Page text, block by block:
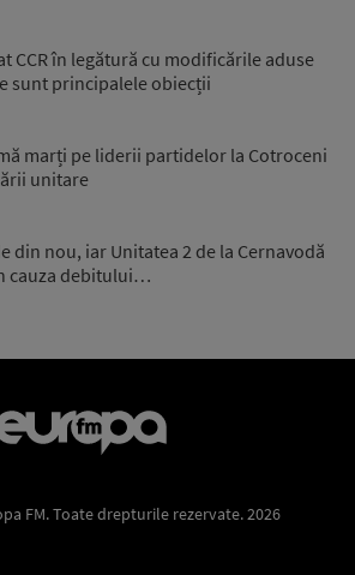
CCR în legătură cu modificările aduse
sunt principalele obiecții
marți pe liderii partidelor la Cotroceni
unitare
din nou, iar Unitatea 2 de la Cernavodă
cauza debitului…
FM. Toate drepturile rezervate. 2026